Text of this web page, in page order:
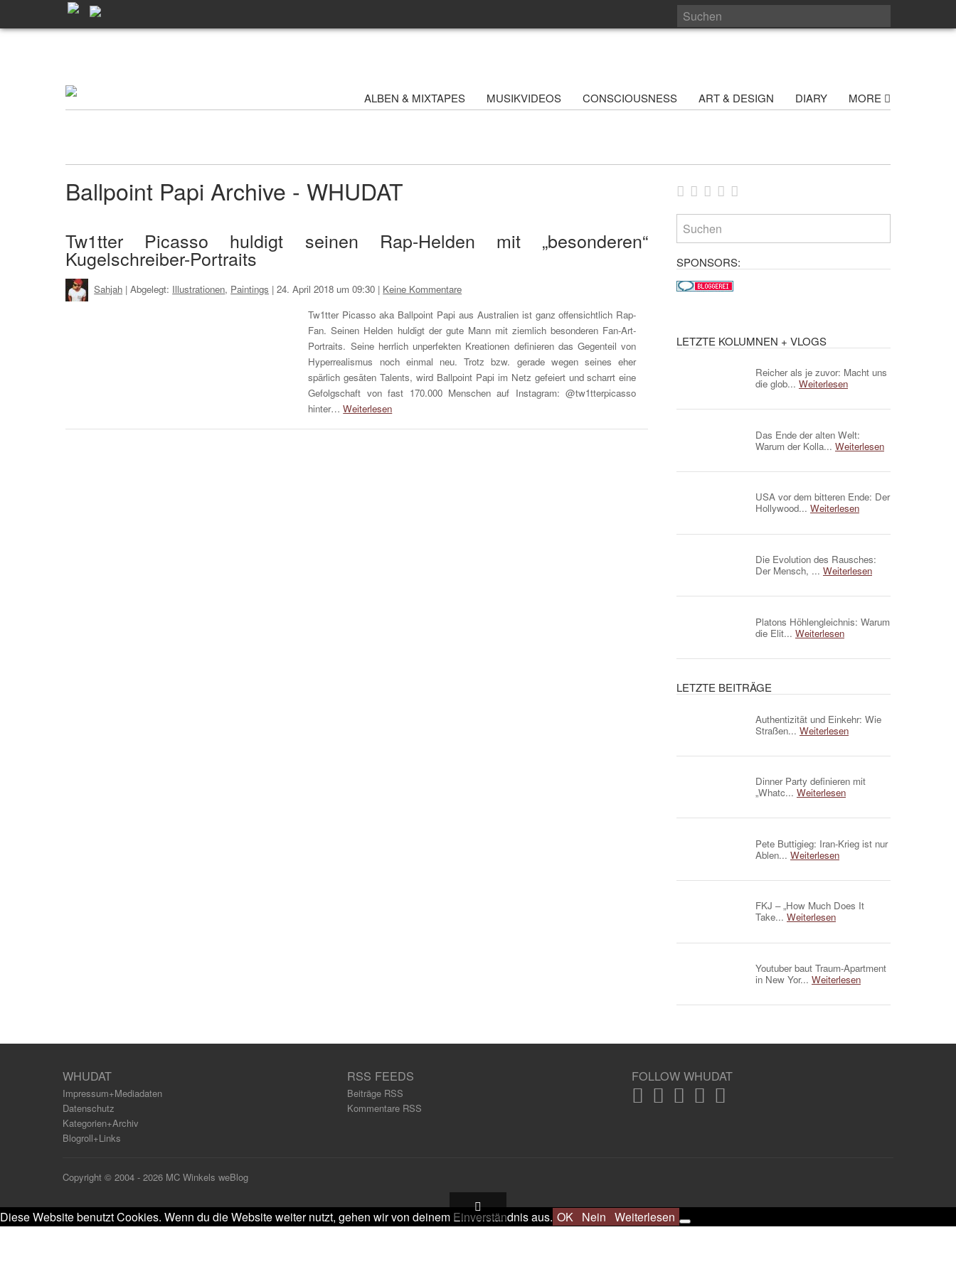
ALBEN & MIXTAPES MUSIKVIDEOS CONSCIOUSNESS ART & DESIGN DIARY MORE
Ballpoint Papi Archive - WHUDAT
Tw1tter Picasso huldigt seinen Rap-Helden mit „besonderen“
Kugelschreiber-Portraits
Sahjah | Abgelegt: Illustrationen, Paintings |24. April 2018 um 09:30 | Keine Kommentare
Tw1tter Picasso aka Ballpoint Papi aus Australien ist ganz offensichtlich Rap-
Fan. Seinen Helden huldigt der gute Mann mit ziemlich besonderen Fan-Art-
Portraits. Seine herrlich unperfekten Kreationen definieren das Gegenteil von
Hyperrealismus noch einmal neu. Trotz bzw. gerade wegen seines eher
spärlich gesäten Talents, wird Ballpoint Papi im Netz gefeiert und scharrt eine
Gefolgschaft von fast 170.000 Menschen auf Instagram: @tw1tterpicasso
hinter…Weiterlesen
SPONSORS:
LETZTE KOLUMNEN + VLOGS
Reicher als je zuvor: Macht uns
die glob... Weiterlesen
Das Ende der alten Welt:
Warum der Kolla... Weiterlesen
USA vor dem bitteren Ende: Der
Hollywood... Weiterlesen
Die Evolution des Rausches:
Der Mensch, ... Weiterlesen
Platons Höhlengleichnis: Warum
die Elit... Weiterlesen
LETZTE BEITRÄGE
Authentizität und Einkehr: Wie
Straßen... Weiterlesen
Dinner Party definieren mit
„Whatc... Weiterlesen
Pete Buttigieg: Iran-Krieg ist nur
Ablen... Weiterlesen
FKJ – „How Much Does It
Take... Weiterlesen
Youtuber baut Traum-Apartment
in New Yor... Weiterlesen
WHUDAT
Impressum+Mediadaten
Datenschutz
Kategorien+Archiv
Blogroll+Links
RSS FEEDS
Beiträge RSS
Kommentare RSS
FOLLOW WHUDAT
Copyright © 2004 - 2026 MC Winkels weBlog
Diese Website benutzt Cookies. Wenn du die Website weiter nutzt, gehen wir von deinem Einverständnis aus. OK Nein Weiterlesen